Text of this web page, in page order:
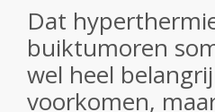
Dat
buiktumoren
wel heel
voorkomen,